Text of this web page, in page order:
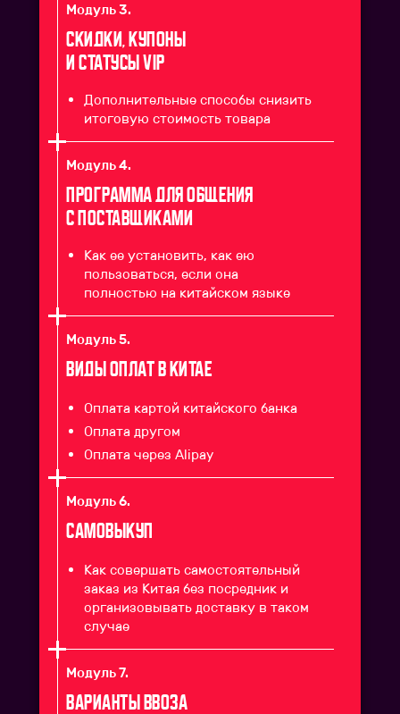
Модуль 3.
Скидки, купоны
и статусы VIP
Дополнительные способы снизить
итоговую стоимость товара
Модуль 4.
Программа для общения
с поставщиками
Как ее установить, как ею
пользоваться, если она
полностью на китайском языке
Модуль 5.
Виды оплат в Китае
Оплата картой китайского банка
Оплата другом
Оплата через Alipay
Модуль 6.
САМОВЫКУП
Как совершать самостоятельный
заказ из Китая без посредник и
организовывать доставку в таком
случае
Модуль 7.
Варианты ввоза